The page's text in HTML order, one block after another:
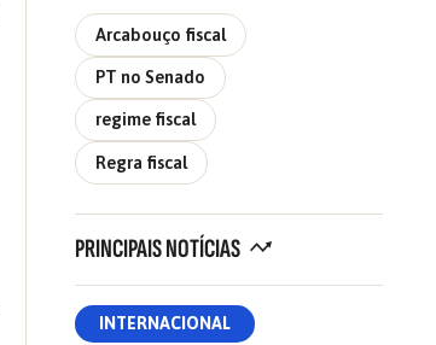
Arcabouço fiscal
PT no Senado
regime fiscal
Regra fiscal
PRINCIPAIS NOTÍCIAS
INTERNACIONAL